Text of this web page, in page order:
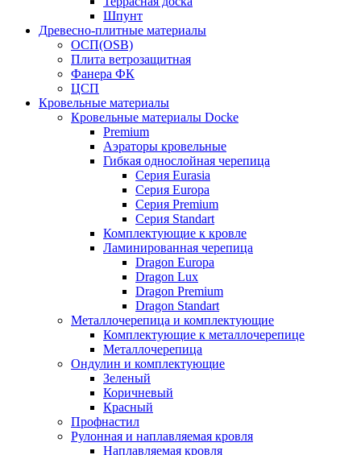
Шпунт
Древесно-плитные материалы
ОСП(OSB)
Плита ветрозащитная
Фанера ФК
ЦСП
Кровельные материалы
Кровельные материалы Docke
Premium
Аэраторы кровельные
Гибкая однослойная черепица
Серия Eurasia
Серия Europa
Серия Premium
Серия Standart
Комплектующие к кровле
Ламинированная черепица
Dragon Europa
Dragon Lux
Dragon Premium
Dragon Standart
Металлочерепица и комплектующие
Комплектующие к металлочерепице
Металлочерепица
Ондулин и комплектующие
Зеленый
Коричневый
Красный
Профнастил
Рулонная и наплавляемая кровля
Наплавляемая кровля